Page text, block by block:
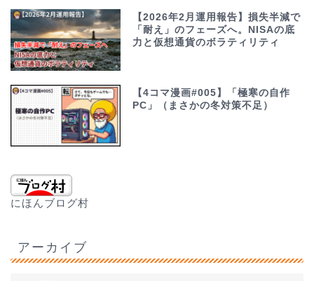
【2026年2月運用報告】損失半減で
「耐え」のフェーズへ。NISAの底
力と仮想通貨のボラティリティ
【4コマ漫画#005】「極寒の自作
PC」（まさかの冬対策不足）
にほんブログ村
アーカイブ